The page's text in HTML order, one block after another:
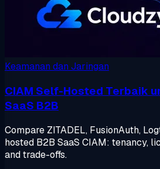
Keamanan dan Jaringan
CIAM Self-Hosted Terbaik
SaaS B2B
Compare ZITADEL, FusionAuth,
hosted B2B SaaS CIAM: tenancy,
and trade-offs.